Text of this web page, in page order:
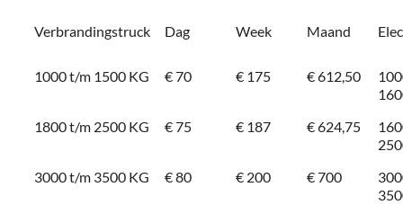
Verbrandingstruck Dag Week Maand
1000 t/m 1500 KG € 70 € 175 € 612,50
1800 t/m 2500 KG
€ 75 € 187 € 624,75
3000 t/m 3500 KG
€ 80 € 200 € 700